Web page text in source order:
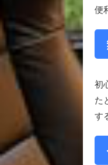
便
初
た
す